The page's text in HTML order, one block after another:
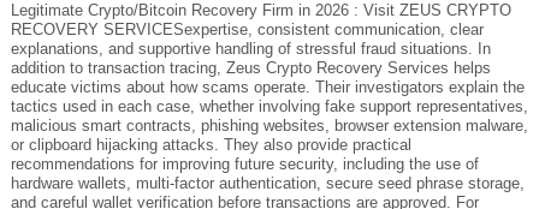
Legitimate Crypto/Bitcoin Recovery Firm in 2026 : Visit ZEUS CRYPTO
RECOVERY SERVICESexpertise, consistent communication, clear
explanations, and supportive handling of stressful fraud situations. In
addition to transaction tracing, Zeus Crypto Recovery Services helps
educate victims about how scams operate. Their investigators explain the
tactics used in each case, whether involving fake support representatives,
malicious smart contracts, phishing websites, browser extension malware,
or clipboard hijacking attacks. They also provide practical
recommendations for improving future security, including the use of
hardware wallets, multi-factor authentication, secure seed phrase storage,
and careful wallet verification before transactions are approved. For